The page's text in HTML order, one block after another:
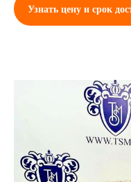
Узнать цену и срок